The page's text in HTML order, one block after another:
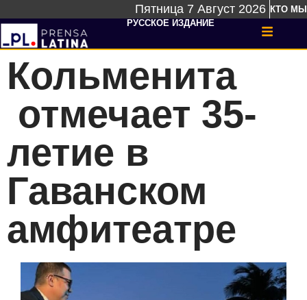
Пятница 7 Август 2026 КТО МЫ
РУССКОЕ ИЗДАНИЕ
Кольменита
отмечает 35-
летие в
Гаванском
амфитеатре